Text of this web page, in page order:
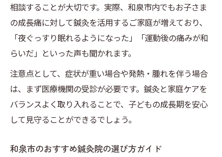
相談することが大切です。実際、和泉市内でもお子さま
の成長痛に対して鍼灸を活用するご家庭が増えており、
「夜ぐっすり眠れるようになった」「運動後の痛みが和
らいだ」といった声も聞かれます。
注意点として、症状が重い場合や発熱・腫れを伴う場合
は、まず医療機関の受診が必要です。鍼灸と家庭ケアを
バランスよく取り入れることで、子どもの成長期を安心
して見守ることができるでしょう。
和泉市のおすすめ鍼灸院の選び方ガイド